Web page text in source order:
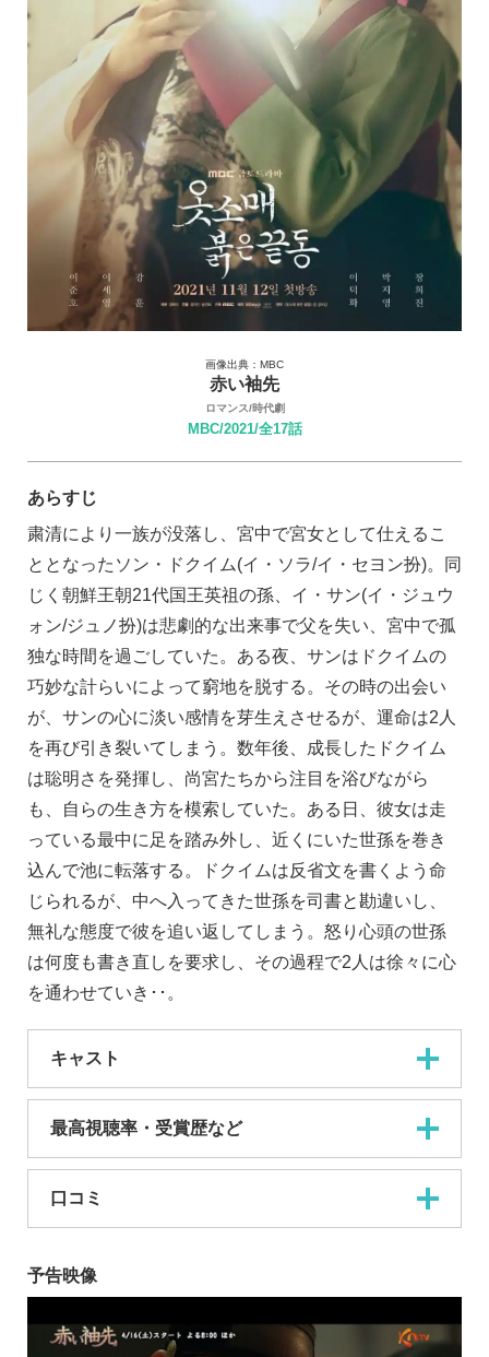
画像出典：MBC
赤い袖先
ロマンス/時代劇
MBC/2021/全17話
あらすじ
粛清により一族が没落し、宮中で宮女として仕えるこ
ととなったソン・ドクイム(イ・ソラ/イ・セヨン扮)。同
じく朝鮮王朝21代国王英祖の孫、イ・サン(イ・ジュウ
ォン/ジュノ扮)は悲劇的な出来事で父を失い、宮中で孤
独な時間を過ごしていた。ある夜、サンはドクイムの
巧妙な計らいによって窮地を脱する。その時の出会い
が、サンの心に淡い感情を芽生えさせるが、運命は2人
を再び引き裂いてしまう。数年後、成長したドクイム
は聡明さを発揮し、尚宮たちから注目を浴びながら
も、自らの生き方を模索していた。ある日、彼女は走
っている最中に足を踏み外し、近くにいた世孫を巻き
込んで池に転落する。ドクイムは反省文を書くよう命
じられるが、中へ入ってきた世孫を司書と勘違いし、
無礼な態度で彼を追い返してしまう。怒り心頭の世孫
は何度も書き直しを要求し、その過程で2人は徐々に心
を通わせていき･･。
キャスト
最高視聴率・受賞歴など
口コミ
予告映像